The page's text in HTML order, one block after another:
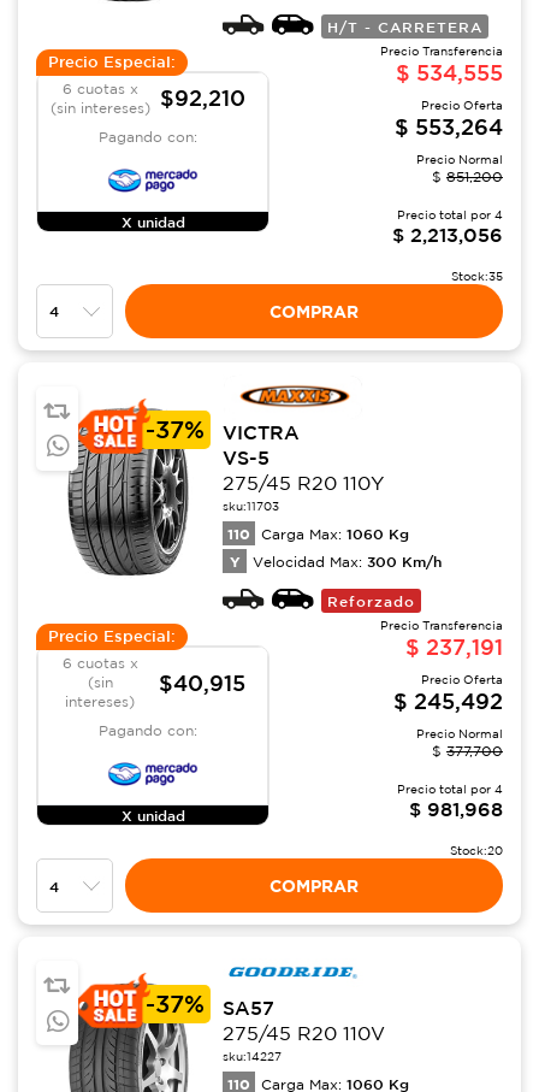
H/T - CARRETERA
Precio Especial:
6 cuotas x
(sin intereses)
$92,210
Pagando con:
X unidad
Precio Transferencia
$ 534,555
Precio Oferta
$ 553,264
Precio Normal
$ 851,200
Precio total por 4
$ 2,213,056
Stock:35
COMPRAR
-37%
VICTRA
VS-5
275/45 R20 110Y
sku:11703
110 Carga Max: 1060 Kg
Y Velocidad Max: 300 Km/h
Reforzado
Precio Especial:
6 cuotas x
(sin
intereses)
$40,915
Pagando con:
X unidad
Precio Transferencia
$ 237,191
Precio Oferta
$ 245,492
Precio Normal
$ 377,700
Precio total por 4
$ 981,968
Stock:20
COMPRAR
-37%
SA57
275/45 R20 110V
sku:14227
110 Carga Max: 1060 Kg